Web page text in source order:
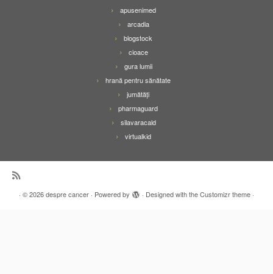
apusenimed
arcadia
blogstock
cioace
gura lumii
hrană pentru sănătate
jumătăți
pharmaguard
silavaracald
virtualkid
· © 2026despre cancer · Powered by · Designed with theCustomizr theme ·